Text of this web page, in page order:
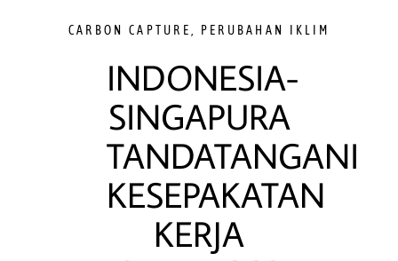
CARBON CAPTURE PERUBAHAN IKLIM
INDONESIA-
SINGAPURA
TANDATANGANI
KESEPAKATAN
KERJA